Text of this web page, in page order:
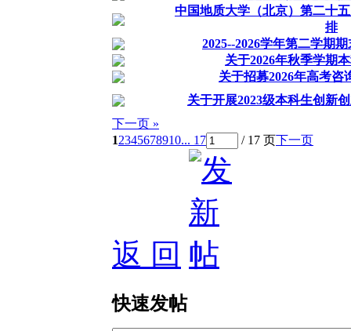
中国地质大学（北京）第二十
排
2025--2026学年第二学期
关于2026年秋季学期
关于招募2026年高考咨
关于开展2023级本科生创新
下一页 »
12345678910... 17 / 17 页下一页
返 回
快速发帖